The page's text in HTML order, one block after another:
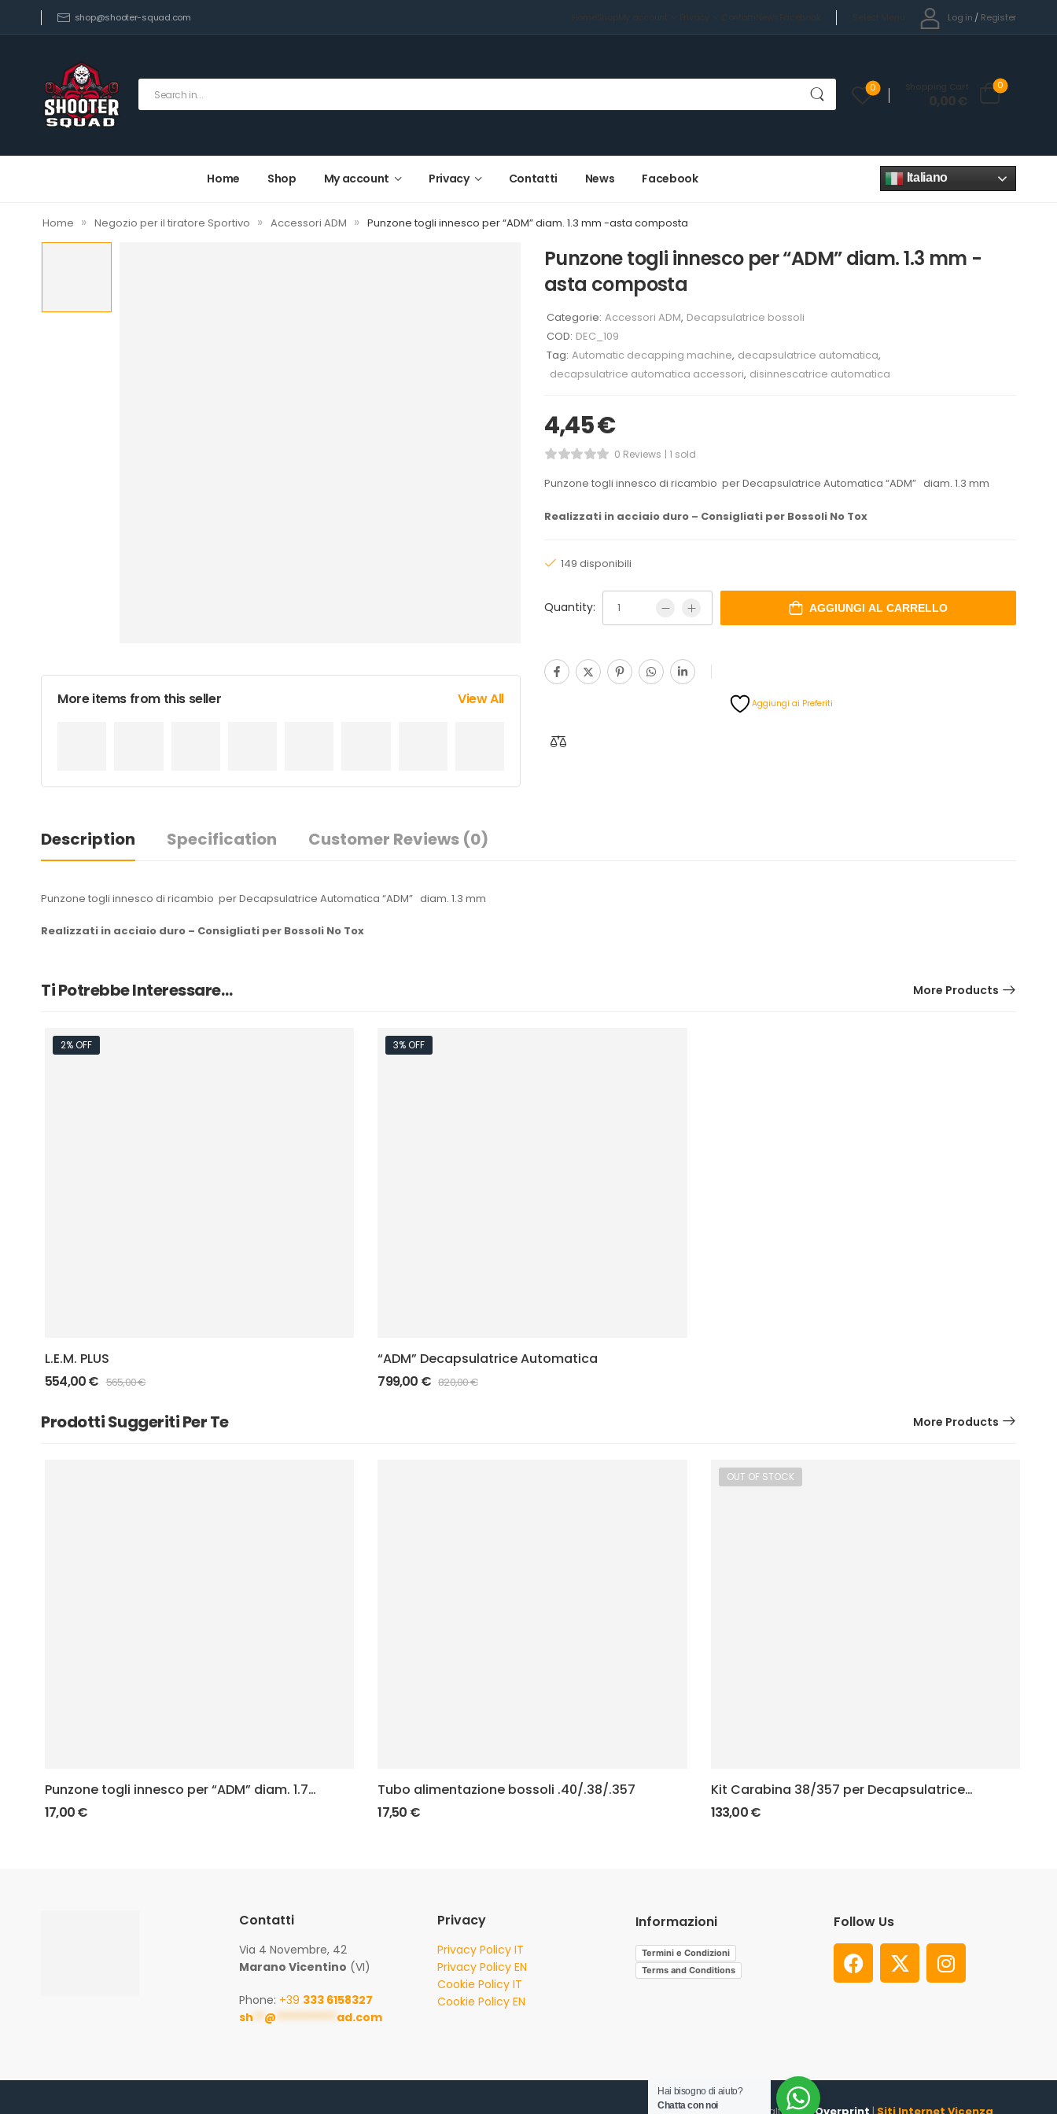
shop@shooter-squad.com Log in / Register
0 Shopping Cart
0,00€
0
Home Shop My account Privacy Contatti News Facebook Italiano
Home » Negozio per il tiratore Sportivo » Accessori ADM » Punzone togli innesco per “ADM” diam. 1.3 mm -asta composta
More items from this seller View All
Punzone togli innesco per “ADM” diam. 1.3 mm -
asta composta
Categorie: Accessori ADM, Decapsulatrice bossoli
COD: DEC_109
Tag: Automatic decapping machine, decapsulatrice automatica,
decapsulatrice automatica accessori, disinnescatrice automatica
4,45€
0 Reviews 1 sold
Punzone togli innesco di ricambio per Decapsulatrice Automatica “ADM” diam. 1.3 mm
Realizzati in acciaio duro – Consigliati per Bossoli No Tox
149 disponibili
Quantity: AGGIUNGI AL CARRELLO
Aggiungi ai Preferiti
Description Specification Customer Reviews (0)
Punzone togli innesco di ricambio per Decapsulatrice Automatica “ADM” diam. 1.3 mm
Realizzati in acciaio duro – Consigliati per Bossoli No Tox
Ti Potrebbe Interessare… More Products
2% OFF
L.E.M. PLUS
554,00€ 565,00€
3% OFF
“ADM” Decapsulatrice Automatica
799,00 € 820,00€
Prodotti Suggeriti Per Te More Products
Punzone togli innesco per “ADM” diam. 1.7
mm – asta composta
17,00€
Tubo alimentazione bossoli .40/.38/.357
17,50 €
OUT OF STOCK
Kit Carabina 38/357 per Decapsulatrice
Automatica “ADM”
133,00€
Contatti
Via 4 Novembre, 42
Marano Vicentino (VI)
Phone: +39 333 6158327
sh **@ ***********ad.com
Privacy
Privacy Policy IT
Privacy Policy EN
Cookie Policy IT
Cookie Policy EN
Informazioni
Termini e Condizioni
Terms and Conditions
Follow Us
Hai bisogno di aiuto?
Chatta con noi